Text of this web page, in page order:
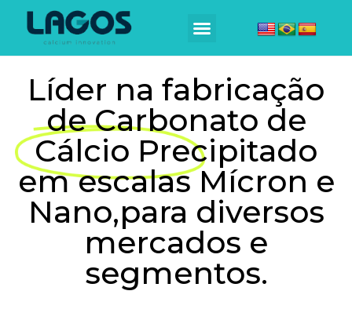
Líder na fabricação
de Carbonato de
Cálcio Precipitado
em escalas Mícron e
Nano,para diversos
mercados e
segmentos.